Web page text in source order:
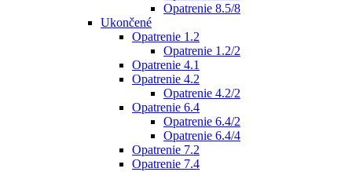
Opatrenie 8.5/8
Ukončené
Opatrenie 1.2
Opatrenie 1.2/2
Opatrenie 4.1
Opatrenie 4.2
Opatrenie 4.2/2
Opatrenie 6.4
Opatrenie 6.4/2
Opatrenie 6.4/4
Opatrenie 7.2
Opatrenie 7.4